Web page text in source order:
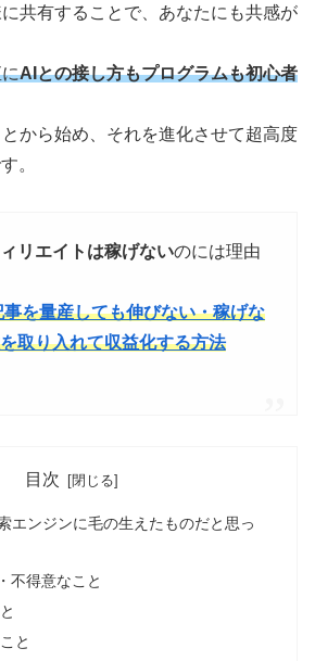
共有することで、あなたにも共感が
AIとの接し方もプログラムも初心者
から始め、それを進化させて超高度
。
リエイトは稼げないのには理由
を量産しても伸びない・稼げな
取り入れて収益化する方法
目次
エンジンに毛の生えたものだと思っ
不得意なこと
と